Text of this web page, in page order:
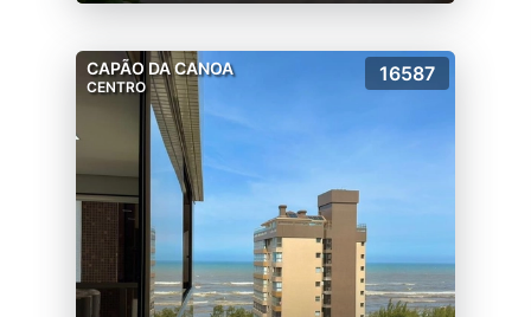
CAPÃO DA CANOA
CENTRO
16587